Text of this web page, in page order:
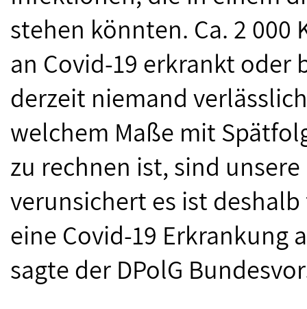
stehen könnten. Ca. 2
an Covid-19 erkrankt oder
derzeit niemand
welchem Maße mit
zu rechnen ist, sind
verunsichert es ist
eine Covid-19 Erkrankung
sagte der DPolG